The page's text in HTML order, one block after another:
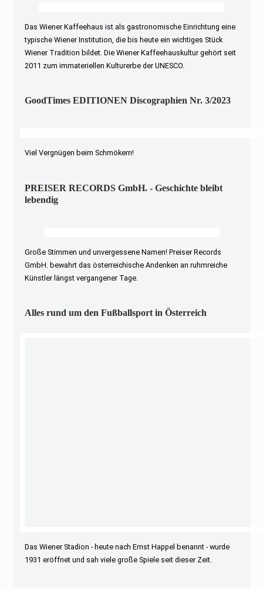
Das Wiener Kaffeehaus ist als gastronomische Einrichtung eine
typische Wiener Institution, die bis heute ein wichtiges Stück
Wiener Tradition bildet. Die Wiener Kaffeehauskultur gehört seit
2011 zum immateriellen Kulturerbe der UNESCO.
GoodTimes EDITIONEN Discographien Nr. 3/2023
Viel Vergnügen beim Schmökern!
PREISER RECORDS GmbH. - Geschichte bleibt
lebendig
Große Stimmen und unvergessene Namen! Preiser Records
GmbH. bewahrt das österreichische Andenken an ruhmreiche
Künstler längst vergangener Tage.
Alles rund um den Fußballsport in Österreich
Das Wiener Stadion - heute nach Ernst Happel benannt - wurde
1931 eröffnet und sah viele große Spiele seit dieser Zeit.